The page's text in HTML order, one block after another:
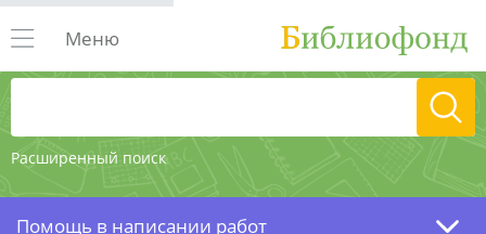
Расширенный поиск
Меню
Помощь в написании работ